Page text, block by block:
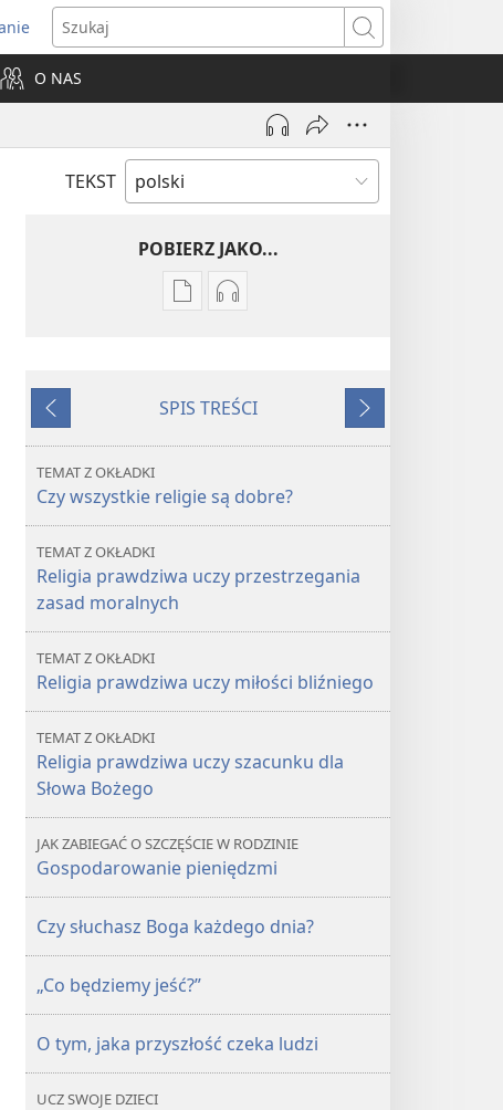
Szukaj
O NAS
TEKST
POBIERZ JAKO...
Ustawienia
STRAŻNICA
Ustawienia
STRAŻNICA
Wstecz
SPIS TREŚCI
Dalej
TEMAT Z OKŁADKI
Czy wszystkie religie są dobre?
TEMAT Z OKŁADKI
Religia prawdziwa uczy przestrzegania
zasad moralnych
TEMAT Z OKŁADKI
Religia prawdziwa uczy miłości bliźniego
TEMAT Z OKŁADKI
Religia prawdziwa uczy szacunku dla
Słowa Bożego
JAK ZABIEGAĆ O SZCZĘŚCIE W RODZINIE
Gospodarowanie pieniędzmi
Czy słuchasz Boga każdego dnia?
„Co będziemy jeść?”
O tym, jaka przyszłość czeka ludzi
UCZ SWOJE DZIECI